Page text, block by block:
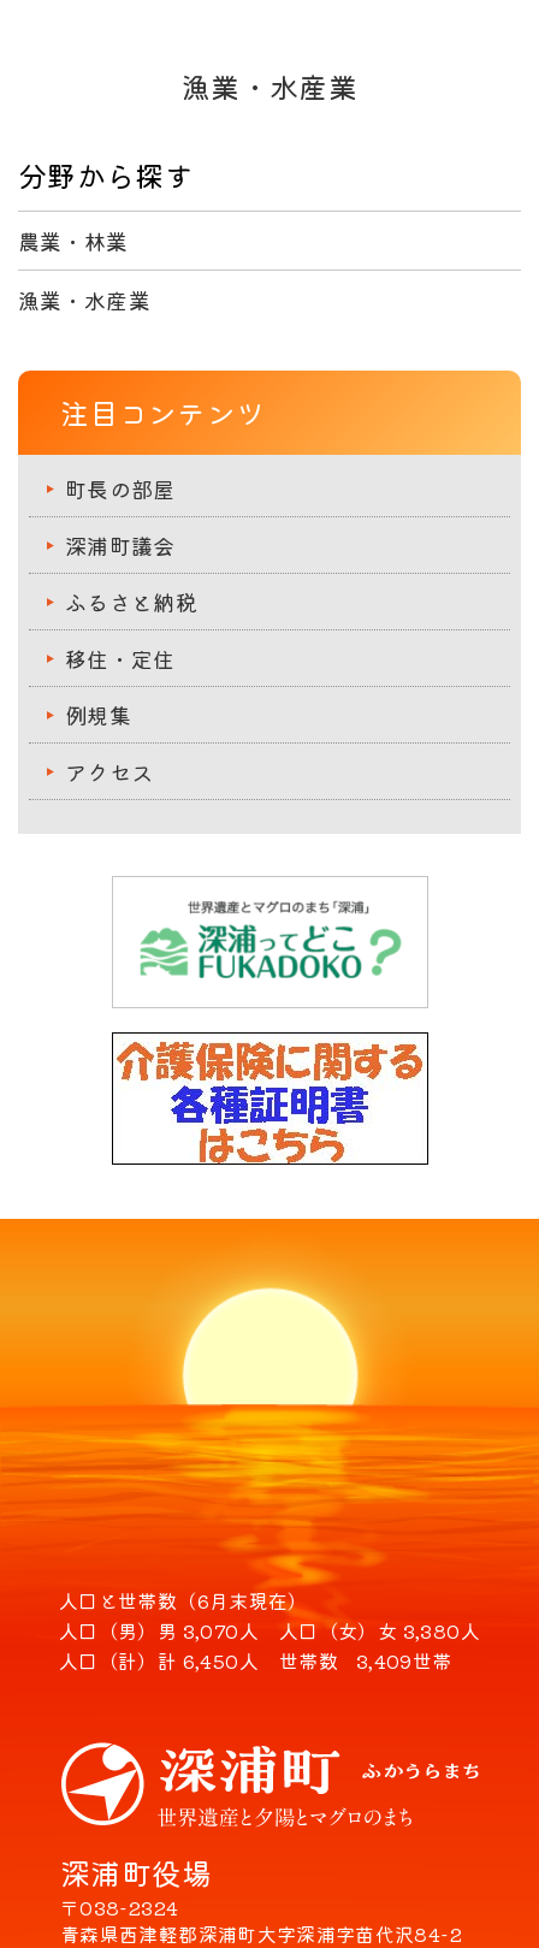
漁業・水産業
分野から探す
農業・林業
漁業・水産業
注目コンテンツ
町長の部屋
深浦町議会
ふるさと納税
移住・定住
例規集
アクセス
深浦町役場
〒038-2324
青森県西津軽郡深浦町大字深浦字苗代沢84-2
人口と世帯数（6月末現在）
人口（男） 男 3,070人 人口（女） 女 3,380人
人口（計） 計 6,450人 世帯数 3,409世帯